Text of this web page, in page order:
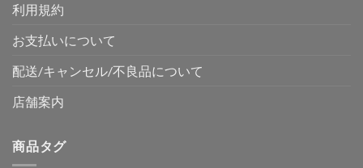
利用規約
お支払いについて
配送/キャンセル/不良品について
店舗案内
商品タグ